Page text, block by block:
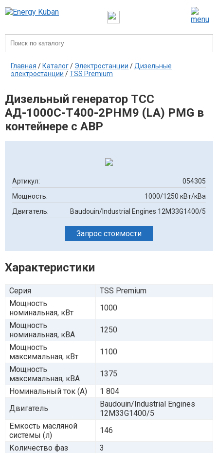
Главная / Каталог/ Электростанции / Дизельные
электростанции /TSS Premium
Дизельный генератор ТСС
АД-1000С-Т400-2РНМ9 (LA) PMG в
контейнере с АВР
Артикул:
054305
Мощность:
1000/1250 кВт/кВа
Двигатель:
Baudouin/Industrial Engines 12M33G1400/5
Запрос стоимости
Характеристики
Серия
TSS Premium
Мощность
номинальная, кВт
1000
Мощность
номинальная, кВА
1250
Мощность
максимальная, кВт
1100
Мощность
максимальная, кВА
1375
Номинальный ток (А)
1 804
Двигатель
Baudouin/Industrial Engines
12M33G1400/5
Ёмкость масляной
системы (л)
146
Количество фаз
3